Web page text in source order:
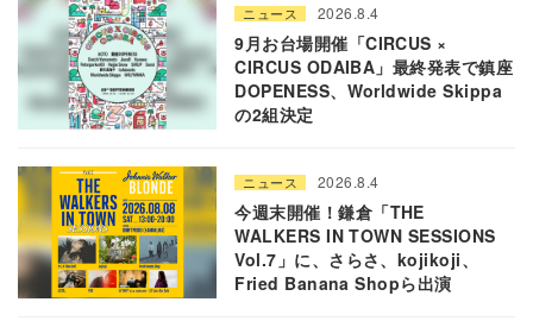
ニュース 2026.8.4
9月お台場開催「CIRCUS ×
CIRCUS ODAIBA」最終発表で鎮座
DOPENESS、Worldwide Skippa
の2組決定
ニュース 2026.8.4
今週末開催！鎌倉「THE
WALKERS IN TOWN SESSIONS
Vol.7」に、さらさ、kojikoji、
Fried Banana Shopら出演